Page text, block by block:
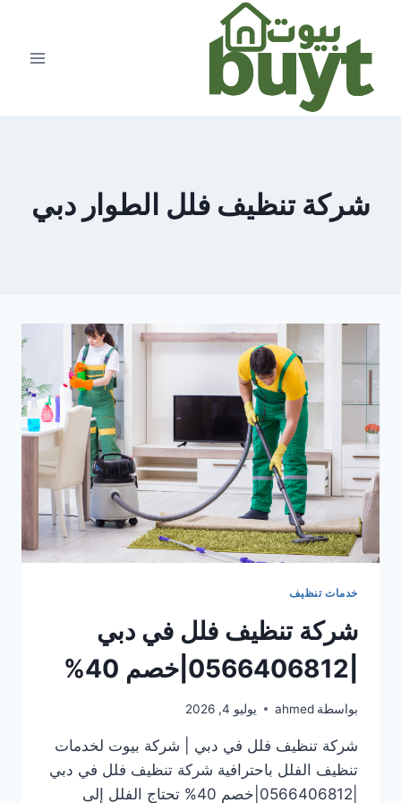
المحتوى
شركة تنظيف فلل الطوار دبي
خدمات تنظيف
شركة تنظيف فلل في دبي
بواسطة ahmed يوليو 4, 2026
شركة تنظيف فلل في دبي | شركة بيوت لخدمات
تنظيف الفلل باحترافية شركة تنظيف فلل في دبي
|0566406812|خصم 40% تحتاج الفلل إلى